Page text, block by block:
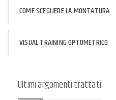
COME SCEGLIERE LA MONTATURA
VISUAL TRAINING OPTOMETRICO
Ultimi argomenti trattati